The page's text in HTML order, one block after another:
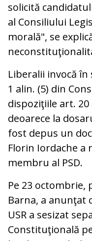
solicită
al Consiliului
morală", se
Liberalii invocă în
1 alin. (5) din
dispoziţiile art. 20
deoarece la
fost depus un
Florin Iordache a
membru al PSD.
Pe 23 octombrie,
Barna, a anunţat
USR a sesizat
Constituţională